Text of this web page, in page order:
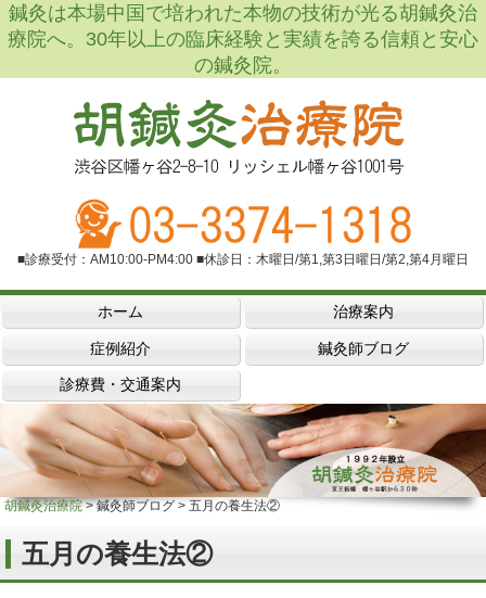
鍼灸は本場中国で培われた本物の技術が光る胡鍼灸治
療院へ。30年以上の臨床経験と実績を誇る信頼と安心
の鍼灸院。
■診療受付：AM10:00-PM4:00 ■休診日：木曜日/第1,第3日曜日/第2,第4月曜日
ホーム 治療案内
症例紹介 鍼灸師ブログ
診療費・交通案内
胡鍼灸治療院>鍼灸師ブログ>五月の養生法②
五月の養生法②